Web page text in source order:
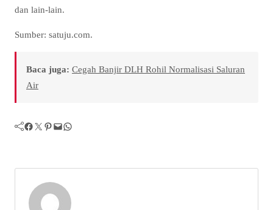
dan lain-lain.
Sumber: satuju.com.
Baca juga: Cegah Banjir DLH Rohil Normalisasi Saluran
Air
Facebook Twitter Pinterest Mail WhatsApp